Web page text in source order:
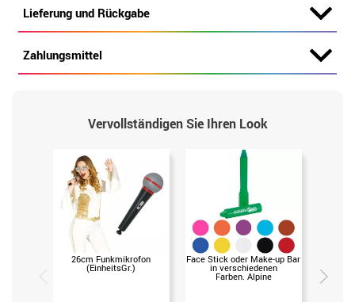
Lieferung und Rückgabe
Zahlungsmittel
Vervollständigen Sie Ihren Look
26cm Funkmikrofon
(EinheitsGr.)
Face Stick oder Make-up Bar
in verschiedenen
Farben. Alpine